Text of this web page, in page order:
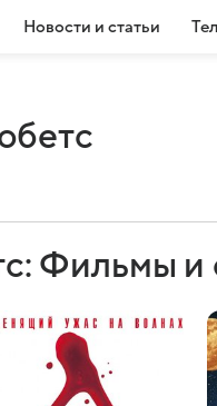
Новости и статьи
Фильмы и